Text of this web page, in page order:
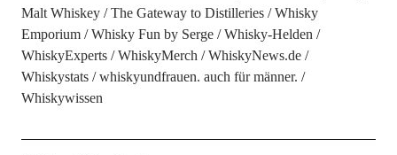
Malt Whiskey
The Gateway to Distilleries
Whisky
Emporium
Whisky Fun by Serge
Whisky-Helden
WhiskyExperts
WhiskyMerch
WhiskyNews.de
Whiskystats
whiskyundfrauen. auch für männer.
Whiskywissen